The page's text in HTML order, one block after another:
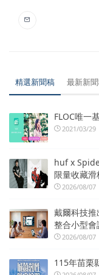
精選新聞稿 最新新
FLOC唯一
2021/03/29
huf x
限量收藏
2026/08/07
戴爾科技
整合小型
2026/08/07
115年苗栗